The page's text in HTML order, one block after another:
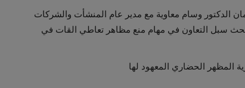
الدكتور وسام معاوية مع مدير عام المنشأت والشركات
سبل التعاون في مهام منع مظاهر تعاطي القات في
المظهر الحضاري المعهود لها